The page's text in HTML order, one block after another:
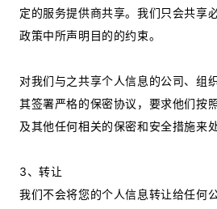
定的服务提供商共享。我们只会共享
政策中所声明目的的约束。
对我们与之共享个人信息的公司、组
其签署严格的保密协议，要求他们按
及其他任何相关的保密和安全措施来
3、转让
我们不会将您的个人信息转让给任何